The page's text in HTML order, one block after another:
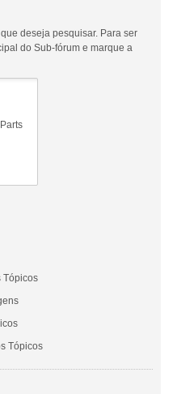
deseja pesquisar. Para ser
do Sub-fórum e marque a
Tópicos
Tópicos